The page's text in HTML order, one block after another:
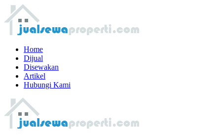
Home
Dijual
Disewakan
Artikel
Hubungi Kami